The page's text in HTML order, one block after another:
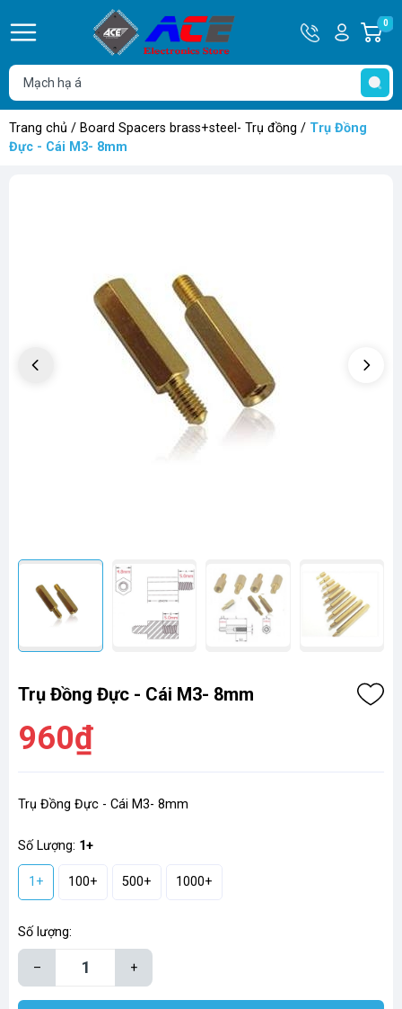
Hotline
0932
762514
Tài
khoản
Hello,
Khách
0
Trang chủ / Board Spacers brass+steel- Trụ đồng / Trụ Đồng
Đực - Cái M3- 8mm
Trụ Đồng Đực - Cái M3- 8mm
960₫
Trụ Đồng Đực - Cái M3- 8mm
Số Lượng: 1+
1+ 100+ 500+ 1000+
Số lượng:
– +